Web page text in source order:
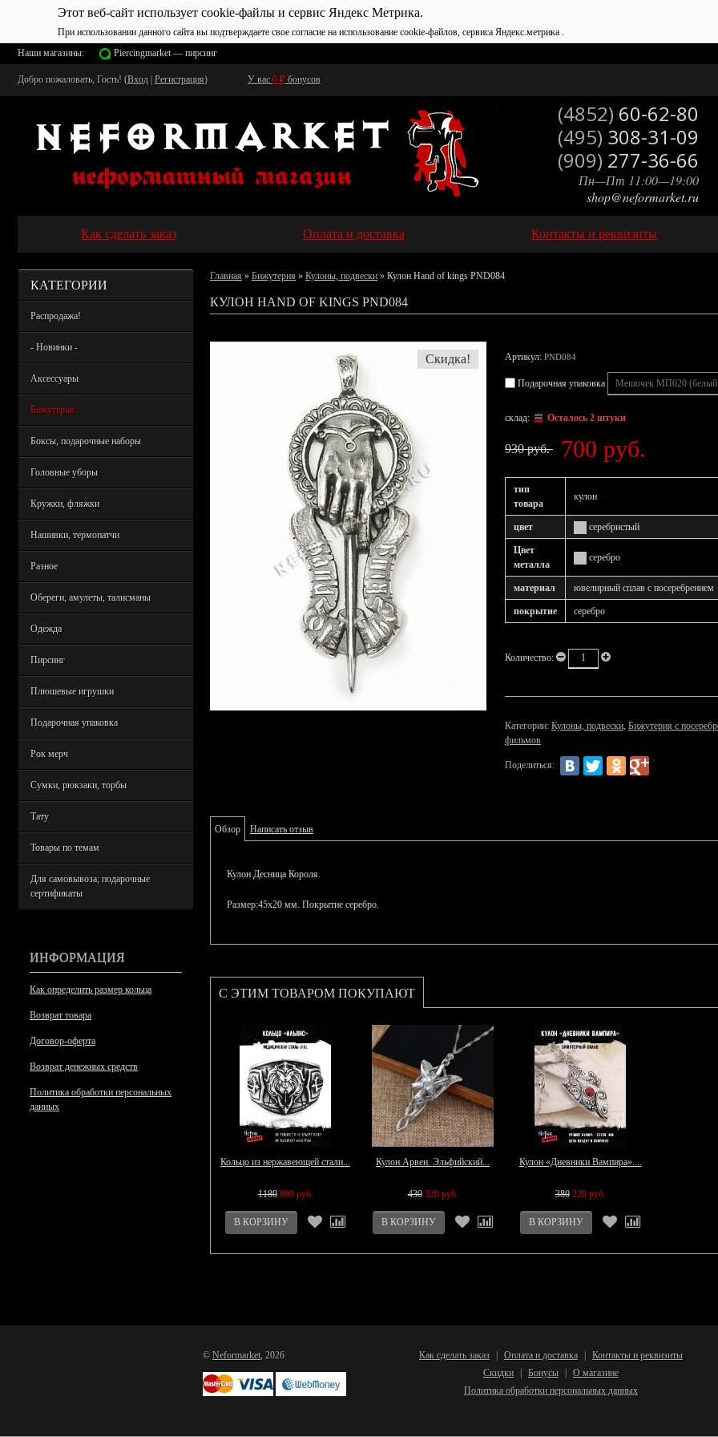
Этот веб-сайт использует cookie-файлы и сервис Яндекс Метрика.
При использовании данного сайта вы подтверждаете свое согласие на использование cookie-файлов, сервиса Яндекс.метрика .
Наши магазины: Piercingmarket — пирсинг
Добро пожаловать, Гость! (Вход Регистрация) У вас 0 ₽ бонусов
(4852) 60-62-80
(495) 308-31-09
(909) 277-36-66
Пн—Пт 11:00—19:00
shop@neformarket.ru
Как сделать заказ Оплата и доставка Контакты и реквизиты
КАТЕГОРИИ
Распродажа!
- Новинки -
Аксессуары
Бижутерия
Боксы, подарочные наборы
Головные уборы
Кружки, фляжки
Нашивки, термопатчи
Разное
Обереги, амулеты, талисманы
Одежда
Пирсинг
Плюшевые игрушки
Подарочная упаковка
Рок мерч
Сумки, рюкзаки, торбы
Тату
Товары по темам
Для самовывоза; подарочные
сертификаты
ИНФОРМАЦИЯ
Как определить размер кольца
Возврат товара
Договор-оферта
Возврат денежных средств
Политика обработки персональных
данных
Главная » Бижутерия » Кулоны, подвески » Кулон Hand of kings PND084
КУЛОН HAND OF KINGS PND084
Скидка! Артикул: PND084
Подарочная упаковка
склад: Осталось 2 штуки
930 руб. 700 руб.
тип
товара
кулон
цвет серебристый
Цвет
металла
серебро
материал ювелирный сплав с посеребрением
покрытие серебро
Количество:
Категории: Кулоны, подвески, Бижутерия с
фильмов
Поделиться:
Обзор Написать отзыв
Кулон Десница Короля.
Размер:45х20 мм. Покрытие серебро.
С ЭТИМ ТОВАРОМ ПОКУПАЮТ
Кольцо из нержавеющей стали...
1180 890 руб.
Кулон Арвен. Эльфийский...
430 320 руб.
Кулон «Дневники Вампира»....
380 220 руб.
© Neformarket, 2026 Как сделать заказ Оплата и доставка
Контакты и реквизиты
Скидки
Бонусы
О магазине
Политика обработки персональных данных